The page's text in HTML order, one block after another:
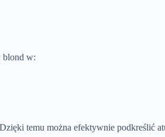
blond w:
temu można efektywnie podkreślić